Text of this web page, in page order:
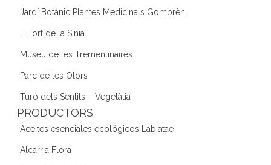
Jardí Botànic Plantes Medicinals Gombrèn
L'Hort de la Sínia
Museu de les Trementinaires
Parc de les Olors
Turó dels Sentits – Vegetàlia
PRODUCTORS
Aceites esenciales ecológicos Labiatae
Alcarria Flora